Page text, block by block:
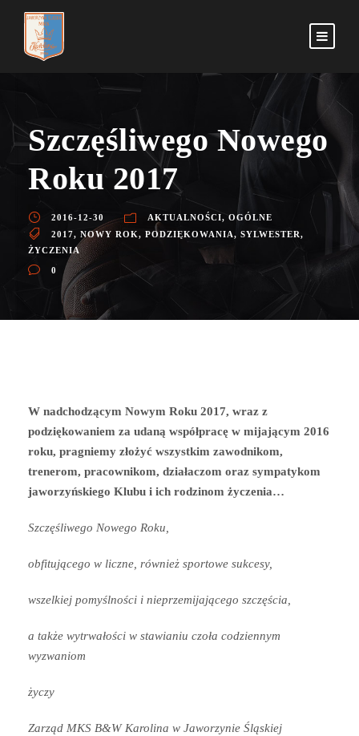
Szczęśliwego Nowego
Roku 2017
2016-12-30 AKTUALNOŚCI, OGÓLNE
2017, NOWY ROK, PODZIĘKOWANIA, SYLWESTER,
ŻYCZENIA
0
W nadchodzącym Nowym Roku 2017, wraz z
podziękowaniem za udaną współpracę w mijającym 2016
roku, pragniemy złożyć wszystkim zawodnikom,
trenerom, pracownikom, działaczom oraz sympatykom
jaworzyńskiego Klubu i ich rodzinom życzenia…
Szczęśliwego Nowego Roku,
obfitującego w liczne, również sportowe sukcesy,
wszelkiej pomyślności i nieprzemijającego szczęścia,
a także wytrwałości w stawianiu czoła codziennym
wyzwaniom
życzy
Zarząd MKS B&W Karolina w Jaworzynie Śląskiej